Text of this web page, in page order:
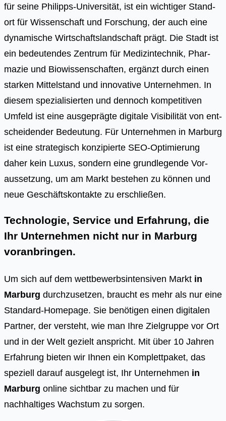
für sei­ne Phil­ipps-Uni­ver­si­tät, ist ein wich­ti­ger Stand­
ort für Wis­sen­schaft und For­schung, der auch eine
dyna­mi­sche Wirt­schafts­land­schaft prägt. Die Stadt ist
ein bedeu­ten­des Zen­trum für Medi­zin­tech­nik, Phar­
ma­zie und Bio­wis­sen­schaf­ten, ergänzt durch einen
star­ken Mit­tel­stand und inno­va­ti­ve Unter­neh­men. In
die­sem spe­zia­li­sier­ten und den­noch kom­pe­ti­ti­ven
Umfeld ist eine aus­ge­präg­te digi­ta­le Visi­bi­li­tät von ent­
schei­den­der Bedeu­tung. Für Unter­neh­men in Mar­burg
ist eine stra­te­gisch kon­zi­pier­te SEO-Opti­mie­rung
daher kein Luxus, son­dern eine grund­le­gen­de Vor­
aus­set­zung, um am Markt bestehen zu kön­nen und
neue Geschäfts­kon­tak­te zu erschlie­ßen.
Technologie, Service und Erfahrung, die
Ihr Unternehmen nicht nur in Marburg
voranbringen.
Um sich auf dem wettbewerbsintensiven Markt in
Marburg durchzusetzen, braucht es mehr als nur eine
Standard-Homepage. Sie benötigen einen digitalen
Partner, der versteht, wie man Ihre Zielgruppe vor Ort
und in der Welt gezielt anspricht. Mit über 10 Jahren
Erfahrung bieten wir Ihnen ein Komplettpaket, das
speziell darauf ausgelegt ist, Ihr Unternehmen in
Marburg online sichtbar zu machen und für
nachhaltiges Wachstum zu sorgen.